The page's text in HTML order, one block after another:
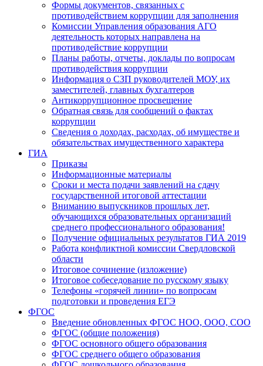
Формы документов, связанных с
противодействием коррупции для заполнения
Комиссии Управления образования АГО
деятельность которых направлена на
противодействие коррупции
Планы работы, отчеты, доклады по вопросам
противодействия коррупции
Информация о СЗП руководителей МОУ, их
заместителей, главных бухгалтеров
Антикоррупционное просвещение
Обратная связь для сообщений о фактах
коррупции
Сведения о доходах, расходах, об имуществе и
обязательствах имущественного характера
ГИА
Приказы
Информационные материалы
Сроки и места подачи заявлений на сдачу
государственной итоговой аттестации
Вниманию выпускников прошлых лет,
обучающихся образовательных организаций
среднего профессионального образования!
Получение официальных результатов ГИА 2019
Работа конфликтной комиссии Свердловской
области
Итоговое сочинение (изложение)
Итоговое собеседование по русскому языку
Телефоны «горячей линии» по вопросам
подготовки и проведения ЕГЭ
ФГОС
Введение обновленных ФГОС НОО, ООО, СОО
ФГОС (общие положения)
ФГОС основного общего образования
ФГОС среднего общего образования